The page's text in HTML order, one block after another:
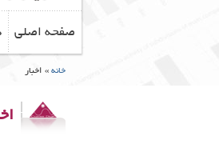
صفحه اصلی
خانه» اخبار